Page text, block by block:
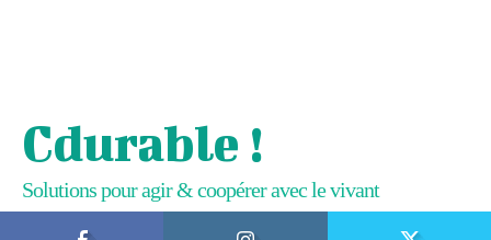
Cdurable !
Solutions pour agir & coopérer avec le vivant